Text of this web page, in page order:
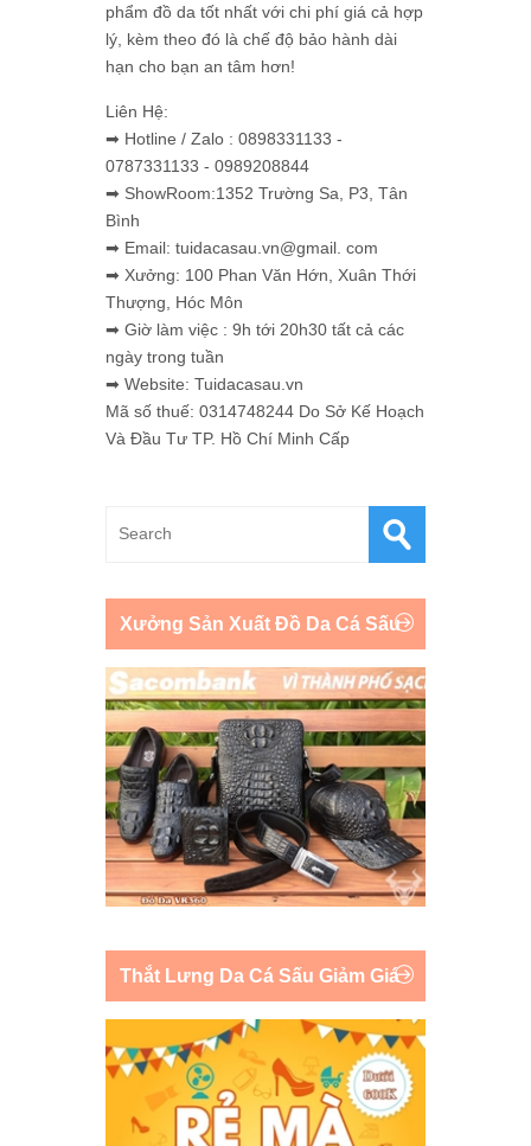
phẩm đồ da tốt nhất với chi phí giá cả hợp
lý, kèm theo đó là chế độ bảo hành dài
hạn cho bạn an tâm hơn!
Liên Hệ:
➡ Hotline / Zalo : 0898331133 -
0787331133 - 0989208844
➡ ShowRoom:1352 Trường Sa, P3, Tân
Bình
➡ Email: tuidacasau.vn@gmail. com
➡ Xưởng: 100 Phan Văn Hớn, Xuân Thới
Thượng, Hóc Môn
➡ Giờ làm việc : 9h tới 20h30 tất cả các
ngày trong tuần
➡ Website: Tuidacasau.vn
Mã số thuế: 0314748244 Do Sở Kế Hoạch
Và Đầu Tư TP. Hồ Chí Minh Cấp
Xưởng Sản Xuất Đồ Da Cá Sấu
Thắt Lưng Da Cá Sấu Giảm Giá